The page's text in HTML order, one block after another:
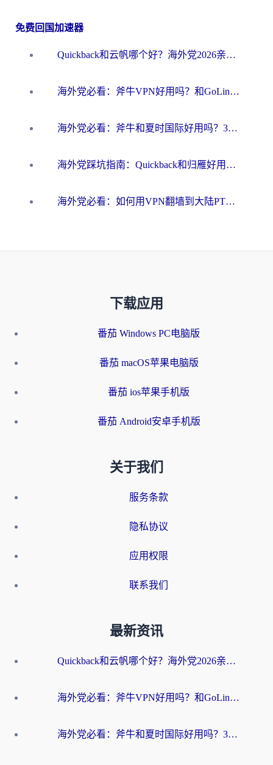
免费回国加速器
Quickback和云帆哪个好？海外党2026亲测指南：选对加速器大陆工具，无缝刷国内剧玩国服
海外党必看：斧牛VPN好用吗？和GoLinkVPN对比哪个回国效果更好？
海外党必看：斧牛和夏时国际好用吗？3步选对回国加速器，无缝刷国内资源
海外党踩坑指南：Quickback和归雁好用吗？选对加速器才能无缝刷国内资源
海外党必看：如何用VPN翻墙到大陆PTT？一篇解决你所有回国加速痛点
下载应用
番茄 Windows PC电脑版
番茄 macOS苹果电脑版
番茄 ios苹果手机版
番茄 Android安卓手机版
关于我们
服务条款
隐私协议
应用权限
联系我们
最新资讯
Quickback和云帆哪个好？海外党2026亲测指南：选对加速器大陆工具，无缝刷国内剧玩国服
海外党必看：斧牛VPN好用吗？和GoLinkVPN对比哪个回国效果更好？
海外党必看：斧牛和夏时国际好用吗？3步选对回国加速器，无缝刷国内资源